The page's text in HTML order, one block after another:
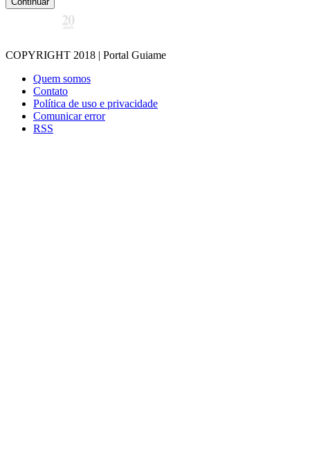
COPYRIGHT 2018 | Portal Guiame
Quem somos
Contato
Política de uso e privacidade
Comunicar error
RSS